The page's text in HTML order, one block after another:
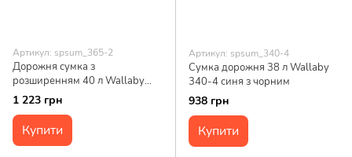
Артикул: spsum_365-2
Дорожня сумка з
розширенням 40 л Wallaby
365-2 чорна
1 223 грн
Купити
Артикул: spsum_340-4
Сумка дорожня 38 л Wallaby
340-4 синя з чорним
938 грн
Купити